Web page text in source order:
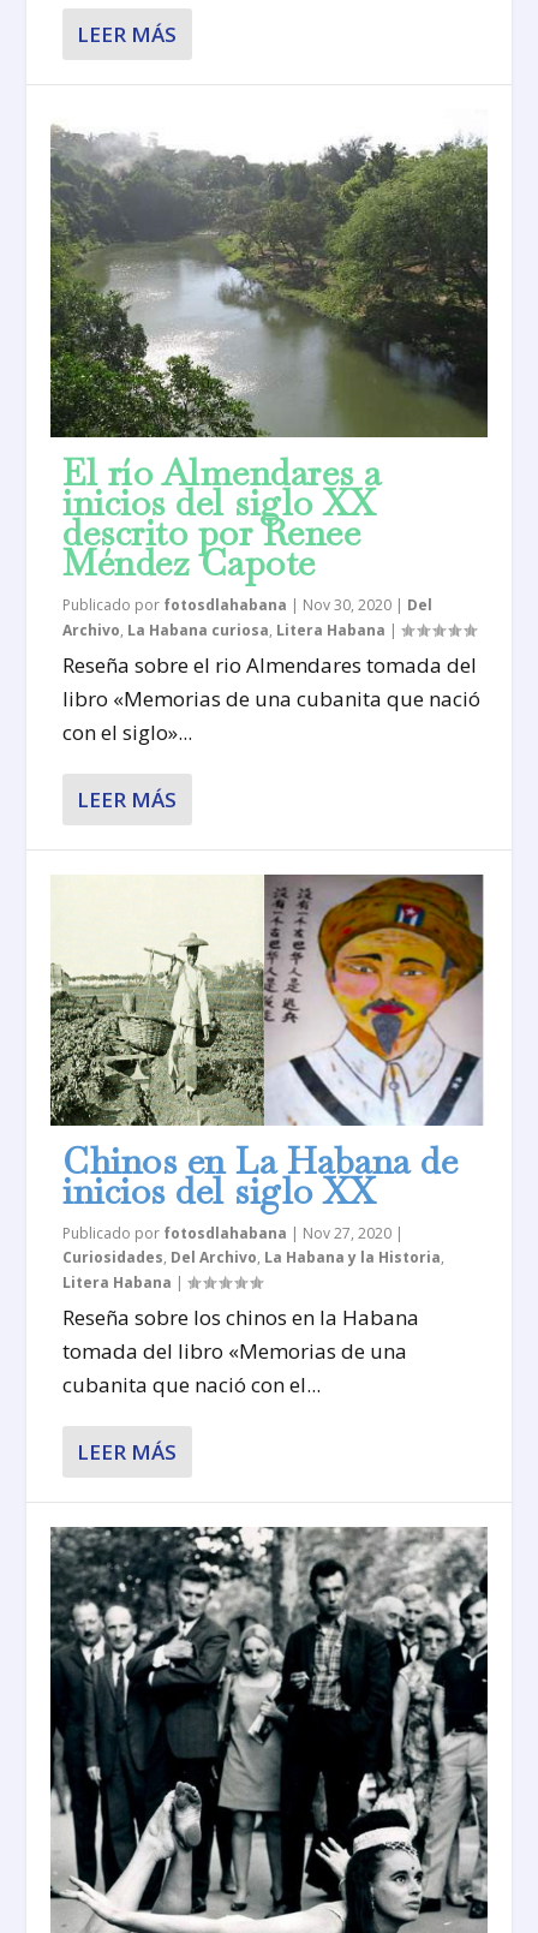
LEER MÁS
El río Almendares a
inicios del siglo XX
descrito por Renee
Méndez Capote
Publicado por fotosdlahabana | Nov 30, 2020 | Del
Archivo, La Habana curiosa, Litera Habana |
Reseña sobre el rio Almendares tomada del
libro «Memorias de una cubanita que nació
con el siglo»...
LEER MÁS
Chinos en La Habana de
inicios del siglo XX
Publicado por fotosdlahabana | Nov 27, 2020 |
Curiosidades, Del Archivo, La Habana y la Historia,
Litera Habana |
Reseña sobre los chinos en la Habana
tomada del libro «Memorias de una
cubanita que nació con el...
LEER MÁS